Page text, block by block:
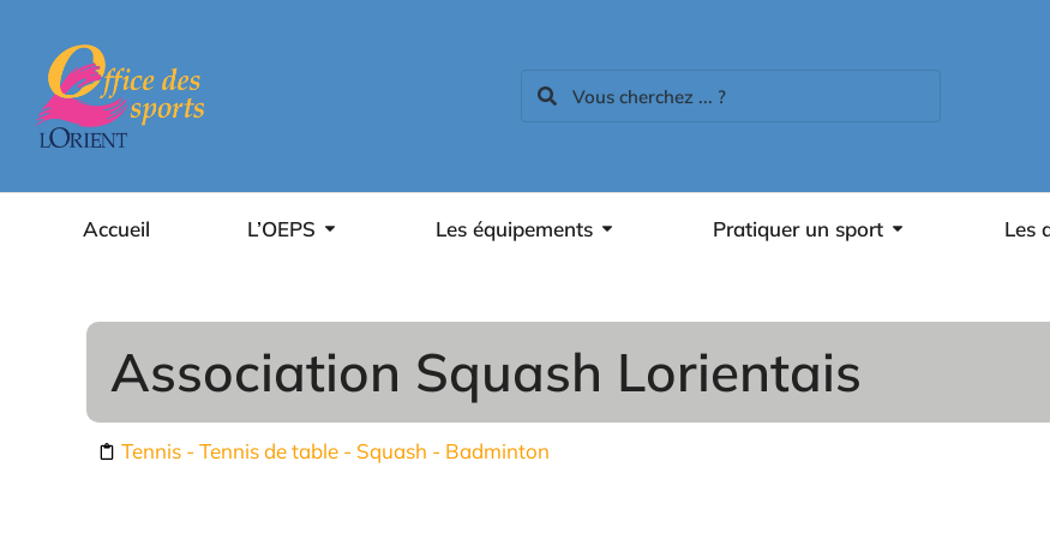
Accueil L’OEPS Les équipements Pratiquer un sport Les
Association Squash Lorientais
Tennis - Tennis de table - Squash - Badminton